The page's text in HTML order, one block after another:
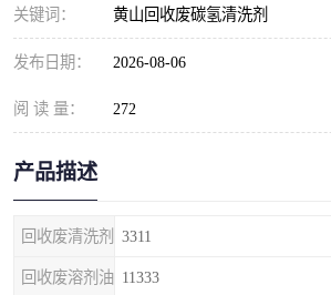
关键词： 黄山回收废碳氢清洗剂
发布日期： 2026-08-06
阅 读 量： 272
产品描述
回收废清洗剂 3311
回收废溶剂油 11333